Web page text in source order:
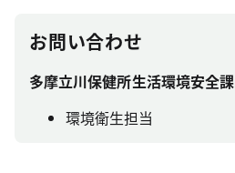
お問い合わせ
多摩立川保健所生活環境安全課
環境衛生担当